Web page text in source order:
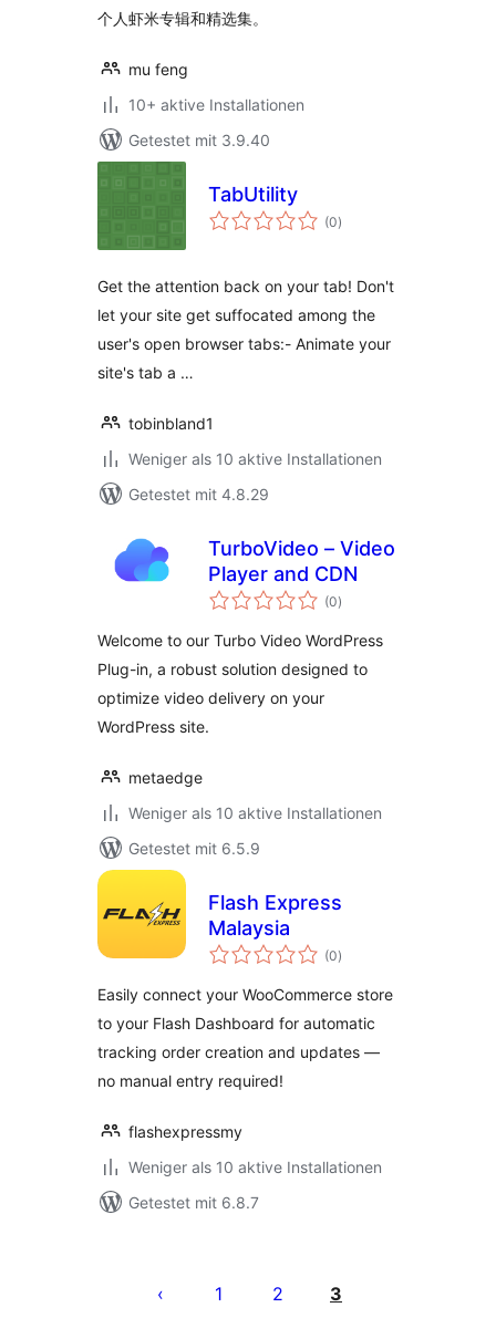
个人虾米专辑和精选集。
mu feng
10+ aktive Installationen
Getestet mit 3.9.40
TabUtility
(0Bewertungen
gesamt
)
Get the attention back on your tab! Don't
let your site get suffocated among the
user's open browser tabs:- Animate your
site's tab a …
tobinbland1
Weniger als 10 aktive Installationen
Getestet mit 4.8.29
TurboVideo – Video
Player and CDN
(0Bewertungen
gesamt
)
Welcome to our Turbo Video WordPress
Plug-in, a robust solution designed to
optimize video delivery on your
WordPress site.
metaedge
Weniger als 10 aktive Installationen
Getestet mit 6.5.9
Flash Express
Malaysia
(0Bewertungen
gesamt
)
Easily connect your WooCommerce store
to your Flash Dashboard for automatic
tracking order creation and updates —
no manual entry required!
flashexpressmy
Weniger als 10 aktive Installationen
Getestet mit 6.8.7
1 2 3